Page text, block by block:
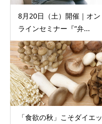
8月20日（土）開催｜オン
ラインセミナー『“弁...
「食欲の秋」こそダイエッ